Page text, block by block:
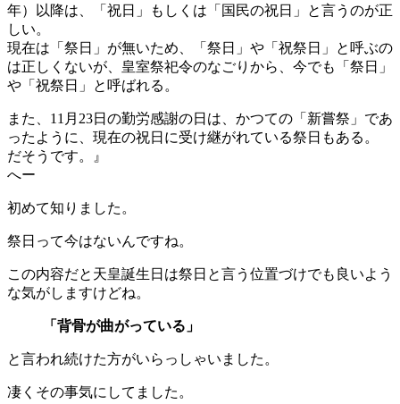
年）以降は、「祝日」もしくは「国民の祝日」と言うのが正
しい。
現在は「祭日」が無いため、「祭日」や「祝祭日」と呼ぶの
は正しくないが、皇室祭祀令のなごりから、今でも「祭日」
や「祝祭日」と呼ばれる。
また、11月23日の勤労感謝の日は、かつての「新嘗祭」であ
ったように、現在の祝日に受け継がれている祭日もある。
だそうです。』
へー
初めて知りました。
祭日って今はないんですね。
この内容だと天皇誕生日は祭日と言う位置づけでも良いよう
な気がしますけどね。
「背骨が曲がっている」
と言われ続けた方がいらっしゃいました。
凄くその事気にしてました。